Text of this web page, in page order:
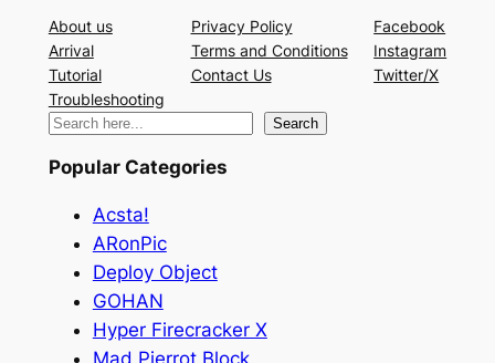
About us
Arrival
Tutorial
Troubleshooting
Privacy Policy
Terms and Conditions
Contact Us
Facebook
Instagram
Twitter/X
検
Search
Popular Categories
Acsta!
ARonPic
Deploy Object
GOHAN
Hyper Firecracker X